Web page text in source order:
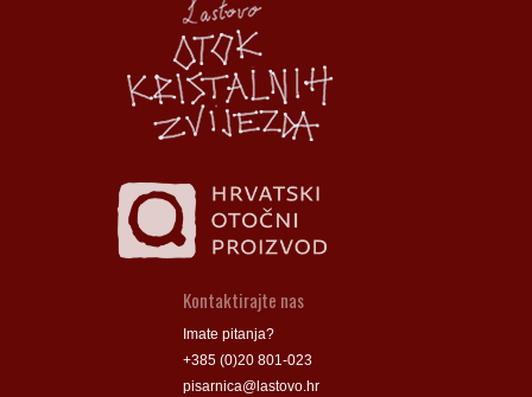
Groblje
Groblje
Kontaktirajte nas
Imate pitanja?
+385 (0)20 801-023
pisarnica@lastovo.hr